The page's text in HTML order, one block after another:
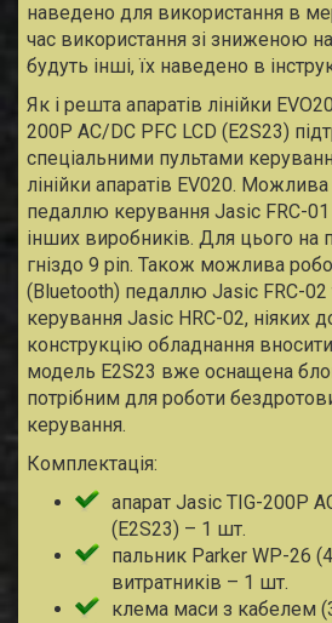
наведено для використання в
час використання зі зниженою
будуть інші, їх наведено в
Як і решта апаратів лінійки
200P AC/DC PFC LCD (E2S23)
спеціальними пультами
лінійки апаратів EV020.
педаллю керування Jasic FRC-
інших виробників. Для цього на
гніздо 9 pin. Також можлива
(Bluetooth) педаллю Jasic FRC-02
керування Jasic HRC-02, ніяких
конструкцію обладнання
модель E2S23 вже оснащена
потрібним для роботи
керування.
Комплектація:
апарат Jasic TIG-200P
(E2S23) – 1 шт.
пальник Parker WP-26
витратників – 1 шт.
клема маси з кабелем